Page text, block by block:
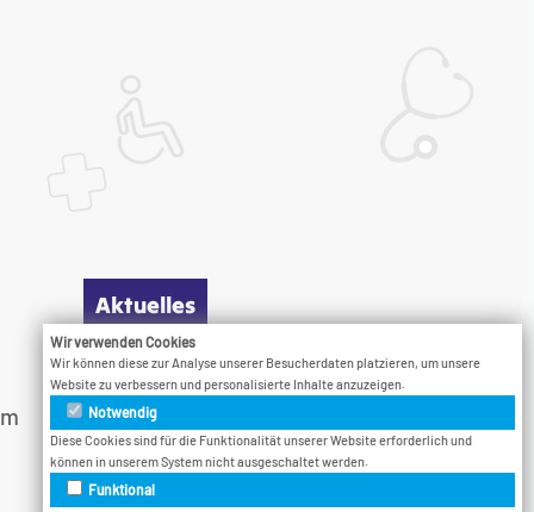
Aktuelles
Infotage
Vodcast
Veranstaltungen
Bethel.Jetzt
Wir verwenden Cookies
Wir können diese zur Analyse unserer Besucherdaten platzieren, um unsere
Website zu verbessern und personalisierte Inhalte anzuzeigen.
Notwendig
Diese Cookies sind für die Funktionalität unserer Website erforderlich und
können in unserem System nicht ausgeschaltet werden.
Funktional